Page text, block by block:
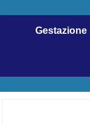
Gestazione